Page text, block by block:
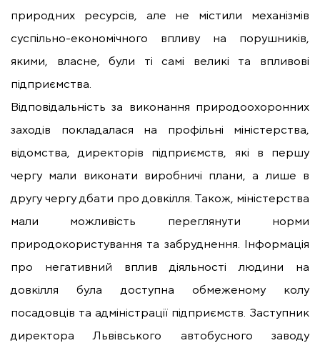
природних ресурсів, але не містили механізмів
суспільно-економічного впливу на порушників,
якими, власне, були ті самі великі та впливові
підприємства.
Відповідальність за виконання природоохоронних
заходів покладалася на профільні міністерства,
відомства, директорів підприємств, які в першу
чергу мали виконати виробничі плани, а лише в
другу чергу дбати про довкілля. Також, міністерства
мали можливість переглянути норми
природокористування та забруднення. Інформація
про негативний вплив діяльності людини на
довкілля була доступна обмеженому колу
посадовців та адміністрації підприємств. Заступник
директора Львівського автобусного заводу